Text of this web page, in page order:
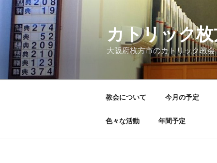
カトリック
大阪府枚方市のカトリック教会
教会について 今月の予定
色々な活動 年間予定